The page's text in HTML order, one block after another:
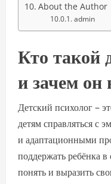
About the Author
admin
Кто такой
и зачем он
Детский психолог –
детям справляться с
и адаптационными
поддержать ребёнка
понять и выразить